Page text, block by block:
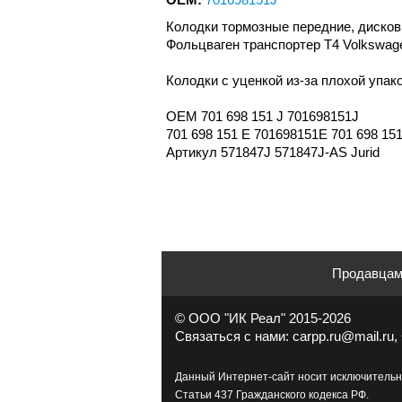
Колодки тормозные передние,
Фольцваген транспортер Т4
Колодки с уценкой из-за плохой
OEM 701 698 151 J 701698151J
701 698 151 E 701698151E 701 698
Артикул 571847J 571847J-AS Jurid
Продавцам
© ООО "ИК Реал" 2015-2026
Связаться с нами: carpp.ru@mail.ru,
Данный Интернет-сайт носит
Статьи 437 Гражданского кодекса РФ.